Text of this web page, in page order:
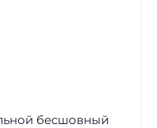
бесшовный